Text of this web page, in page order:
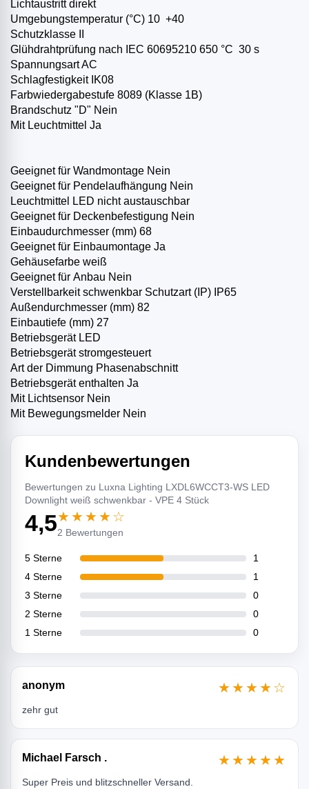
Lichtaustritt direkt
Umgebungstemperatur (°C) ­10 ­ +40
Schutzklasse II
Glühdrahtprüfung nach IEC 60695­2­10 650 °C ­ 30 s
Spannungsart AC
Schlagfestigkeit IK08
Farbwiedergabestufe 80­89 (Klasse 1B)
Brandschutz "D" Nein
Mit Leuchtmittel Ja
Geeignet für Wandmontage Nein
Geeignet für Pendelaufhängung Nein
Leuchtmittel LED nicht austauschbar
Geeignet für Deckenbefestigung Nein
Einbaudurchmesser (mm) 68
Geeignet für Einbaumontage Ja
Gehäusefarbe weiß
Geeignet für Anbau Nein
Verstellbarkeit schwenkbar Schutzart (IP) IP65
Außendurchmesser (mm) 82
Einbautiefe (mm) 27
Betriebsgerät LED­
Betriebsgerät stromgesteuert
Art der Dimmung Phasenabschnitt
Betriebsgerät enthalten Ja
Mit Lichtsensor Nein
Mit Bewegungsmelder Nein
Kundenbewertungen
Bewertungen zu Luxna Lighting LXDL6WCCT3-WS LED
Downlight weiß schwenkbar - VPE 4 Stück
4,5★★★★☆
2 Bewertungen
5 Sterne
1
4 Sterne
1
3 Sterne
0
2 Sterne
0
1 Sterne
0
anonym ★★★★☆
zehr gut
Michael Farsch . ★★★★★
Super Preis und blitzschneller Versand.